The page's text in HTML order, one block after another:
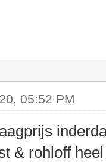
05:52 PM
& rohloff